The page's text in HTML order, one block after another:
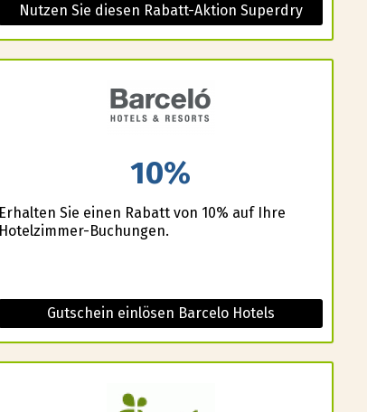
Nutzen Sie diesen Rabatt-Aktion Superdry
10%
Erhalten Sie einen Rabatt von 10% auf Ihre
Hotelzimmer-Buchungen.
Gutschein einlösen Barcelo Hotels